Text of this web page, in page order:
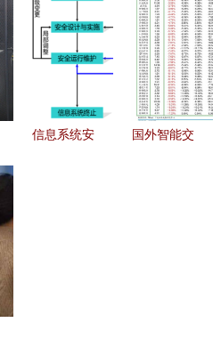
智能化运营
体验全面升
平稳运行的
背后
信息系统安
国外智能交